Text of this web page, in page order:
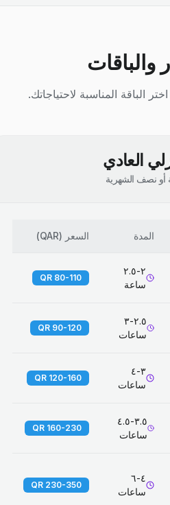
والباقات
الباقة المناسبة لاحتياجاتك.
العادي
أو نصف الشهرية
المدة السعر (
QAR
)
٢-٢.٥
ساعة
80-110 QR
٢.٥-٣
ساعات
90-120 QR
٣-٤
ساعات
120-160 QR
٣.٥-٤.٥
ساعات
160-230 QR
٤-٦
ساعات
230-350 QR